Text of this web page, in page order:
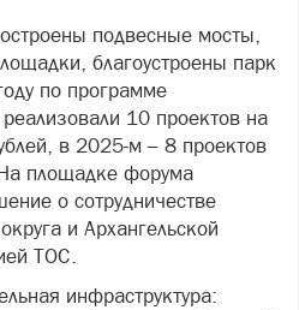
подвесные мосты,
благоустроены парк
по программе
10 проектов на
в 2025-м – 8 проектов
площадке форума
о сотрудничестве
и Архангельской
ТОС.
инфраструктура: